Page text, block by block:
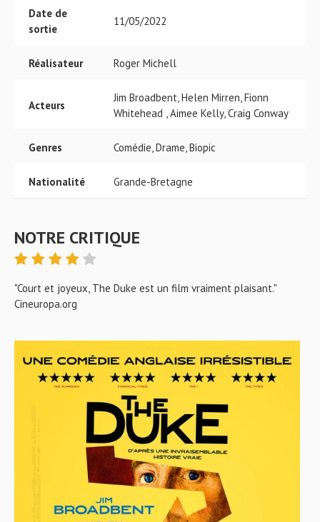
Date de
sortie
11/05/2022
Réalisateur Roger Michell
Acteurs
Jim Broadbent, Helen Mirren, Fionn
Whitehead , Aimee Kelly, Craig Conway
Genres Comédie, Drame, Biopic
Nationalité Grande-Bretagne
NOTRE CRITIQUE
"Court et joyeux, The Duke est un film vraiment plaisant."
Cineuropa.org